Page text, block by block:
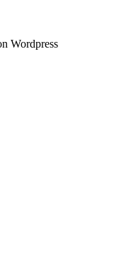
Wordpress